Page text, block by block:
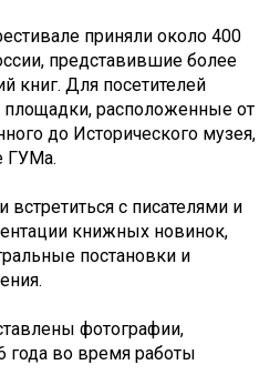
приняли около 400
представившие более
книг. Для посетителей
площадки, расположенные от
до Исторического музея,
ГУМа.
встретиться с писателями и
книжных новинок,
постановки и
фотографии,
года во время работы